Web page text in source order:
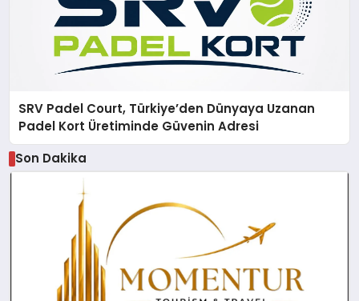
SRV Padel Court, Türkiye’den Dünyaya Uzanan
Padel Kort Üretiminde Güvenin Adresi
Son Dakika